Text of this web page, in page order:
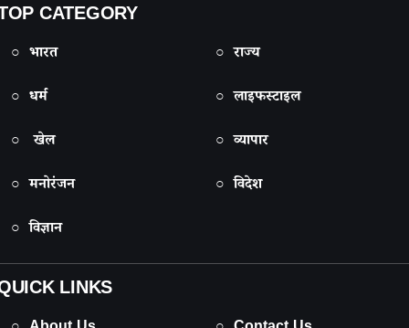
CATEGORY
○ भारत
○ राज्य
○ धर्म
○ लाइफस्टाइल
○ खेल
○ व्यापार
○ मनोरंजन
○ विदेश
○ विज्ञान
LINKS